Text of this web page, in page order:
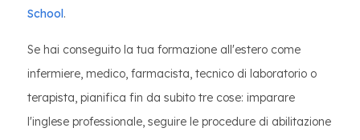
School.
Se hai conseguito la tua formazione all'estero come
infermiere, medico, farmacista, tecnico di laboratorio o
terapista, pianifica fin da subito tre cose: imparare
l'inglese professionale, seguire le procedure di abilitazione